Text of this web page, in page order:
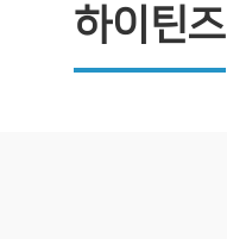
하이틴즈